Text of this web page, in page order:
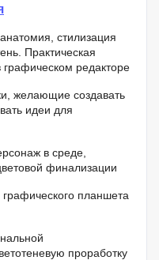
стилизация
Практическая
графическом редакторе
желающие создавать
идеи для
в среде,
финализации
планшета
проработку